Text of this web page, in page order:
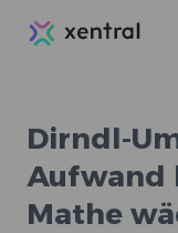
Xentral
Dirndl-
Aufwand
Mathe